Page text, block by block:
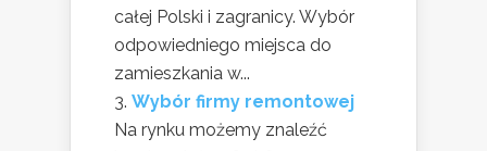
całej Polski i zagranicy. Wybór
odpowiedniego miejsca do
zamieszkania w...
Wybór firmy remontowej
Na rynku możemy znaleźć